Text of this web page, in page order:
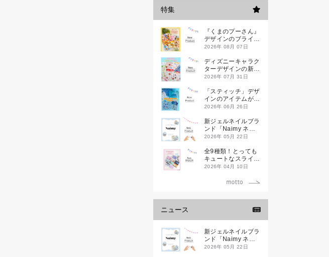
特集
『くまのプーさん』
デザインのブライン
ドミニハンドタオル
2026年 08月 07日
ディズニーキャラク
ターデザインの新作
シールが一挙発売
2026年 07月 31日
「スティッチ」デザ
インのアイテムが新
登場です
2026年 06月 26日
新ジェルネイルブラ
ンド「Naimy ネイ
ミィ」が誕生します
2026年 05月 22日
全9種類！とっても
キュートなスライダ
ーケースが新登場し
2026年 04月 10日
ニュース
新ジェルネイルブラ
ンド「Naimy ネイ
ミィ」が誕生します
2026年 05月 22日